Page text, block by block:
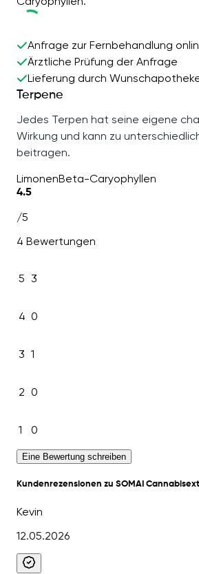
Anfrage zur Fernbehandlung
Ärztliche Prüfung der Anfrage
Lieferung durch
Terpene
Jedes Terpen hat seine eigene
Wirkung und kann zu
beitragen.
LimonenBeta-Caryophyllen
4.5
/5
4 Bewertungen
5 3
4 0
3 1
2 0
1 0
Eine Bewertung schreiben
Kundenrezensionen zu SOMAI
Kevin
12.05.2026